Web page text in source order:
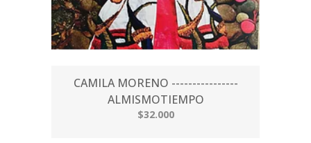
CAMILA MORENO ----------------
ALMISMOTIEMPO
$32.000